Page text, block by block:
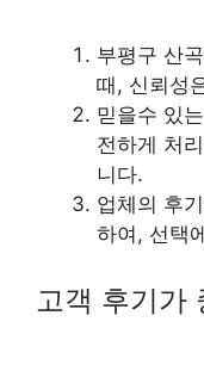
부평구 산
때, 신뢰성
믿을수 있
전하게 처
니다.
업체의 후
하여, 선택
고객 후기가